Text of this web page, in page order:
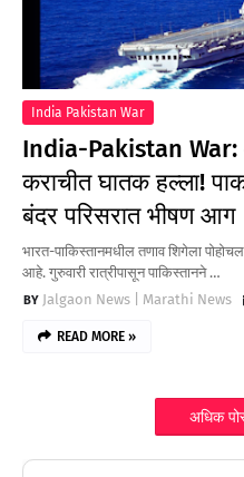
India Pakistan War
India-Pakistan War:
कराचीत घातक हल्ला!
बंदर परिसरात भीषण आग
भारत-पाकिस्तानमधील तणाव शिगेला
आहे. गुरुवारी रात्रीपासून पाकिस्तानने …
Jalgaon News | Marathi News
READ MORE »
अधिक